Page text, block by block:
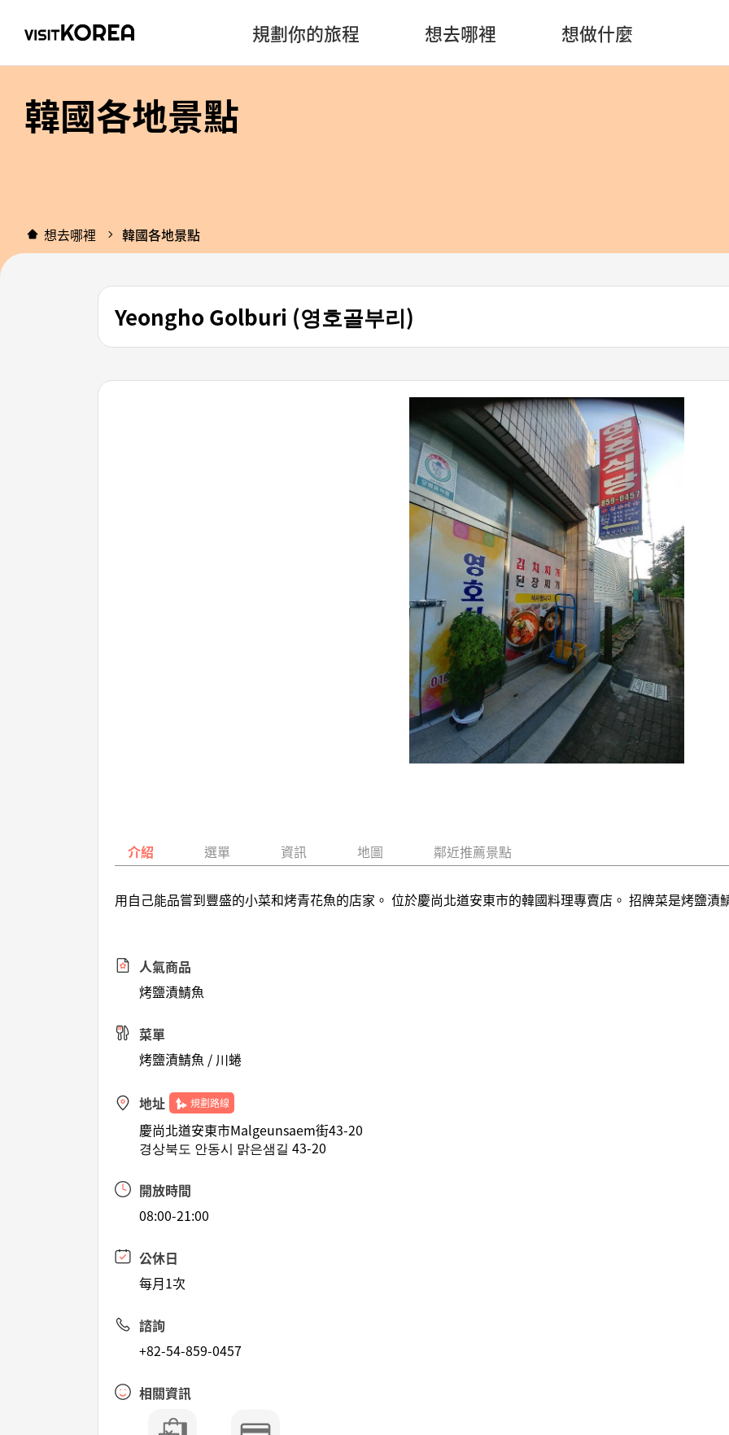
規劃你的旅程 想去哪裡 想做什麼
韓國各地景點
想去哪裡 韓國各地景點
Yeongho Golburi (영호골부리)
介紹 選單 資訊 地圖 鄰近推薦景點
用自己能品嘗到豐盛的小菜和烤青花魚的店家。 位於慶尚北道安東市的韓國料理專賣店。 招牌菜是烤鹽漬
人氣商品
烤鹽漬鯖魚
菜單
烤鹽漬鯖魚 / 川蜷
地址 規劃路線
慶尚北道安東市Malgeunsaem街43-20
경상북도 안동시 맑은샘길 43-20
開放時間
08:00-21:00
公休日
每月1次
諮詢
+82-54-859-0457
相關資訊